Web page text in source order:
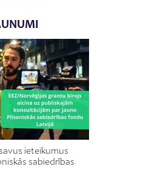
ieteikumus
sabiedrības